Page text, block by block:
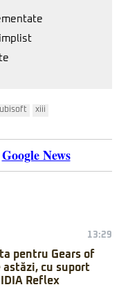
ubisoft xiii
Google News
13:29
pentru Gears of
astăzi, cu suport
Reflex